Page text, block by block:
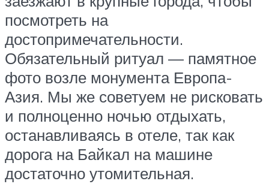
посмотреть на
достопримечательности.
Обязательный ритуал — памятное
фото возле монумента Европа-
Азия. Мы же советуем не рисковать
и полноценно ночью отдыхать,
останавливаясь в отеле, так как
дорога на Байкал на машине
достаточно утомительная.